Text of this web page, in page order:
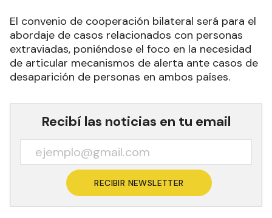
El convenio de cooperación bilateral será para el
abordaje de casos relacionados con personas
extraviadas, poniéndose el foco en la necesidad
de articular mecanismos de alerta ante casos de
desaparición de personas en ambos países.
Recibí las noticias en tu email
RECIBIR NEWSLETTER